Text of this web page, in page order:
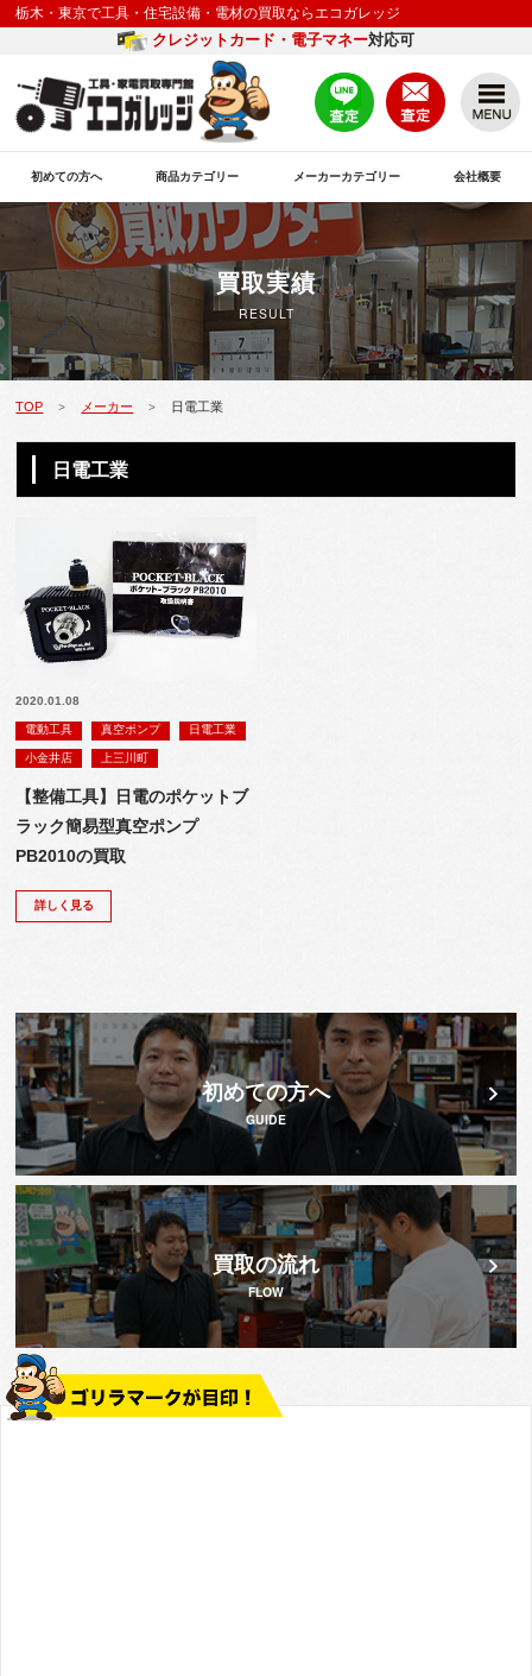
栃木・東京で工具・住宅設備・電材の買取ならエコガレッジ
クレジットカード・電子マネー対応可
初めての方へ 商品カテゴリー メーカーカテゴリー 会社概要
買取実績
RESULT
TOP > メーカー > 日電工業
日電工業
2020.01.08
電動工具 真空ポンプ 日電工業
小金井店 上三川町
【整備工具】日電のポケットブ
ラック簡易型真空ポンプ
PB2010の買取
詳しく見る
初めての方へ
GUIDE
買取の流れ
FLOW